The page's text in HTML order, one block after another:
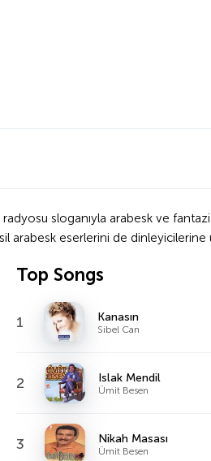
sloganıyla arabesk ve
arabesk eserlerini de dinleyicilerine
Top Songs
1 Kanasın
Sibel Can
2 Islak Mendil
Ümit Besen
3 Nikah Masası
Ümit Besen